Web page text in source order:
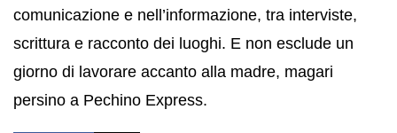
comunicazione e nell’informazione, tra interviste,
scrittura e racconto dei luoghi. E non esclude un
giorno di lavorare accanto alla madre, magari
persino a Pechino Express.